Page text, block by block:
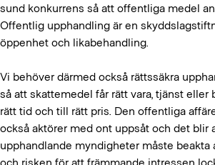
sund konkurrens så att offentliga medel
Offentlig upphandling är en
öppenhet och likabehandling.
Vi behöver därmed också rättssäkra
så att skattemedel får rätt vara, tjänst eller
rätt tid och till rätt pris. Den offentliga
också aktörer med ont uppsåt och det blir
upphandlande myndigheter måste
och risken för att främmande intressen